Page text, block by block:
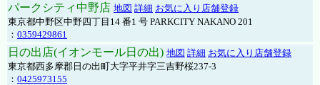
パークシティ中野店 地図 詳細 お気に入り店舗登録
東京都中野区中野四丁目14 番1 号 PARKCITY NAKANO 201
： 0359429861
日の出店(イオンモール日の出) 地図 詳細 お気に入り店舗登録
東京都西多摩郡日の出町大字平井字三吉野桜237-3
： 0425973155